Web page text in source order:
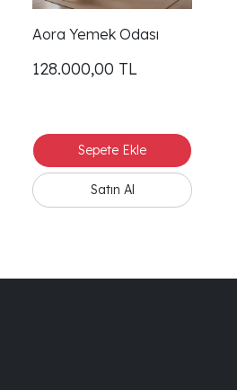
Aora Yemek Odası
128.000,00 TL